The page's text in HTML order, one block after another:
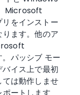
Microsoft
をインストー
ます。他のア
パッシブ モー
イス上で最初
は動作しませ
ートします